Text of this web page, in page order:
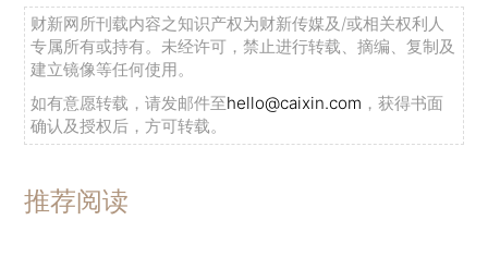
财新网所刊载内容之知识产权为财新传媒及/或相关权利人
专属所有或持有。未经许可，禁止进行转载、摘编、复制及
建立镜像等任何使用。
如有意愿转载，请发邮件至hello@caixin.com ，获得书面
确认及授权后，方可转载。
推荐阅读